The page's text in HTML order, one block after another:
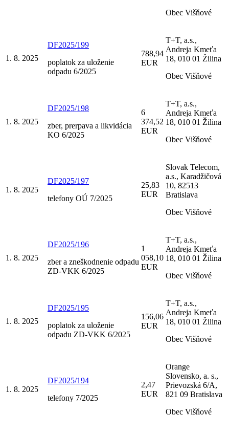
Obec Višňové
1. 8. 2025
DF2025/199
poplatok za uloženie
odpadu 6/2025
788,94
EUR
T+T, a.s.,
Andreja Kmeťa
18, 010 01 Žilina
Obec Višňové
1. 8. 2025
DF2025/198
zber, prerpava a likvidácia
KO 6/2025
6
374,52
EUR
T+T, a.s.,
Andreja Kmeťa
18, 010 01 Žilina
Obec Višňové
1. 8. 2025
DF2025/197
telefony OÚ 7/2025
25,83
EUR
Slovak Telecom,
a.s., Karadžičová
10, 82513
Bratislava
Obec Višňové
1. 8. 2025
DF2025/196
zber a zneškodnenie odpadu
ZD-VKK 6/2025
1
058,10
EUR
T+T, a.s.,
Andreja Kmeťa
18, 010 01 Žilina
Obec Višňové
1. 8. 2025
DF2025/195
poplatok za uloženie
odpadu ZD-VKK 6/2025
156,06
EUR
T+T, a.s.,
Andreja Kmeťa
18, 010 01 Žilina
Obec Višňové
1. 8. 2025
DF2025/194
telefony 7/2025
2,47
EUR
Orange
Slovensko, a. s.,
Prievozská 6/A,
821 09 Bratislava
Obec Višňové